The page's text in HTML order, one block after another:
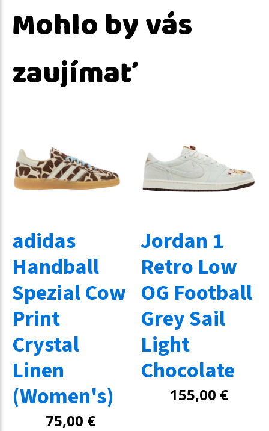
Mohlo by vás
zaujímať
adidas
Handball
Spezial Cow
Print
Crystal
Linen
(Women's)
75,00 €
Jordan 1
Retro Low
OG Football
Grey Sail
Light
Chocolate
155,00 €